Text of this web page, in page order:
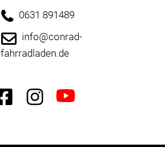
0631 891489
info@conrad-
fahrradladen.de